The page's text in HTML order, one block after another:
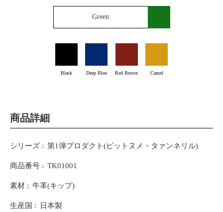
Green
Black Deep Blue Red Brown Camel
商品詳細
シリーズ 第1弾プロダクト(ピットヌメ・タァンネリル)
商品番号 TK01001
素材 牛革(キップ)
生産国 日本製